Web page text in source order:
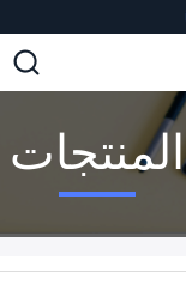
المنتجات